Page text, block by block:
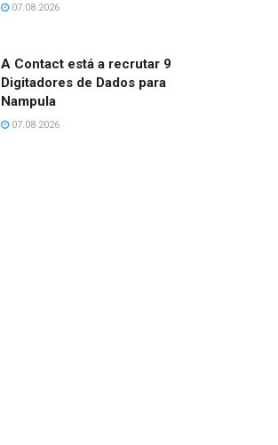
07.08.2026
A Contact está a recrutar 9
Digitadores de Dados para
Nampula
07.08.2026